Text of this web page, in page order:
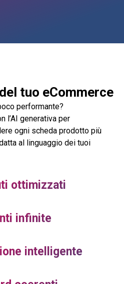
tuo eCommerce
performante?
l’AI generativa per
ogni scheda prodotto più
al linguaggio dei tuoi
ottimizzati
infinite
intelligente